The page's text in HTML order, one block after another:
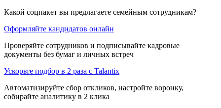
Какой соцпакет вы предлагаете семейным сотрудникам?
Оформляйте кандидатов онлайн
Проверяйте сотрудников и подписывайте кадровые
документы без бумаг и личных встреч
Ускорьте подбор в 2 раза с Talantix
Автоматизируйте сбор откликов, настройте воронку,
собирайте аналитику в 2 клика